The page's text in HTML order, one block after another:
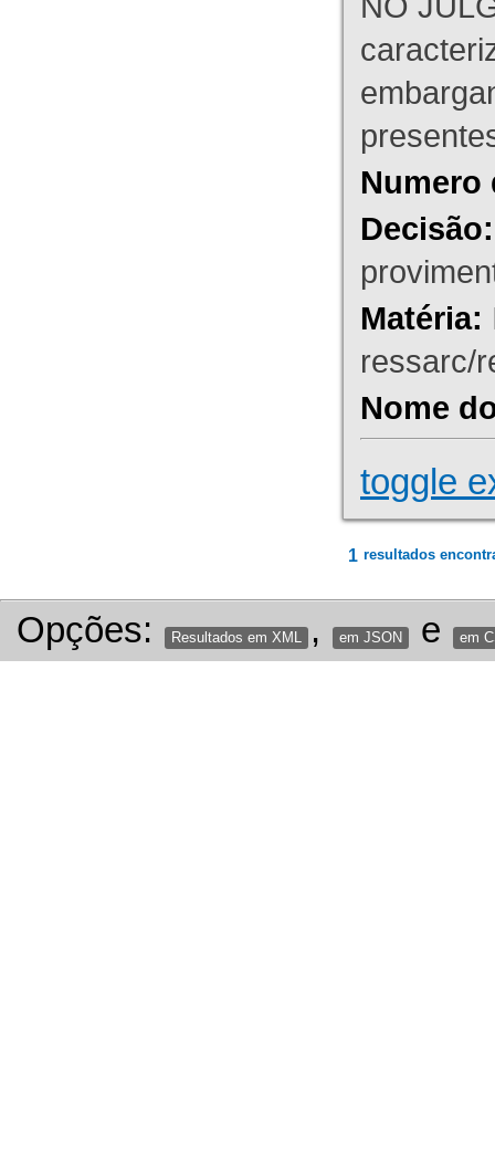
Numero
Decisão:
Matéria:
ressarc/
Nome
toggle
1 resultados
Opções: Resultados em XML , em JSON e em